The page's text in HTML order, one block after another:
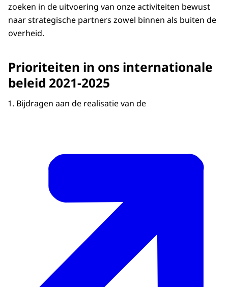
zoeken in de uitvoering van onze activiteiten bewust
naar strategische partners zowel binnen als buiten de
overheid.
Prioriteiten in ons internationale
beleid 2021-2025
Bijdragen aan de realisatie van de